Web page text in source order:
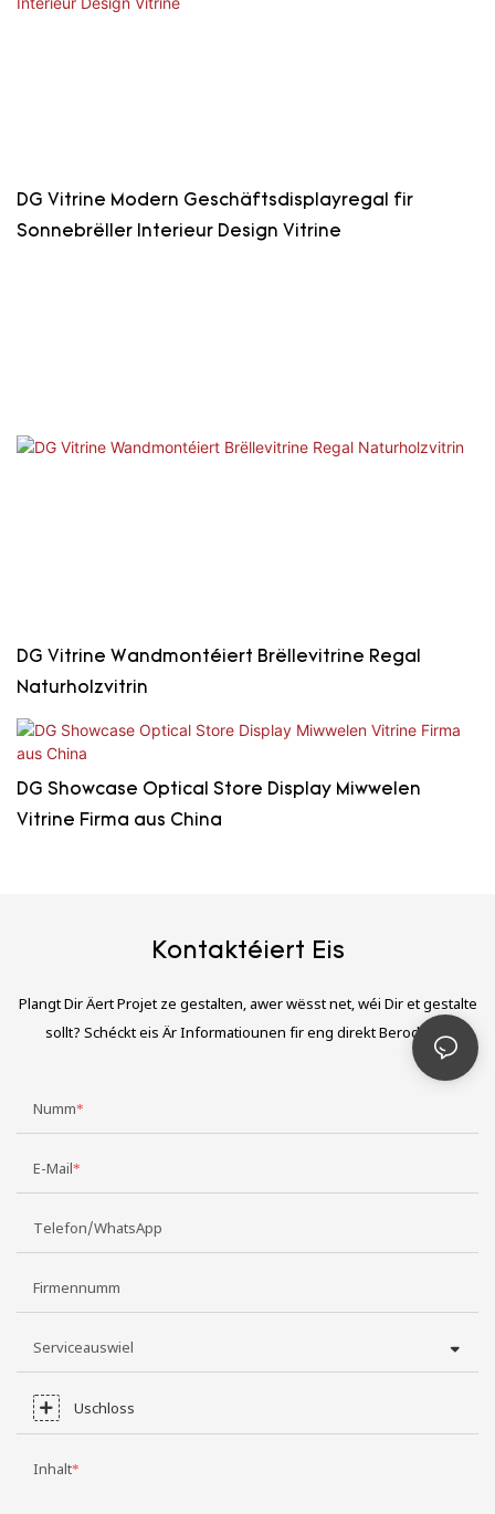
DG Vitrine Modern Geschäftsdisplayregal fir
Sonnebrëller Interieur Design Vitrine
DG Vitrine Wandmontéiert Brëllevitrine Regal
Naturholzvitrin
DG Showcase Optical Store Display Miwwelen
Vitrine Firma aus China
Kontaktéiert Eis
Plangt Dir Äert Projet ze gestalten, awer wësst net, wéi Dir et gestalte
sollt? Schéckt eis Är Informatiounen fir eng direkt Berodung.
Numm
E-Mail
Telefon/WhatsApp
Firmennumm
Serviceauswiel
Uschloss
Inhalt